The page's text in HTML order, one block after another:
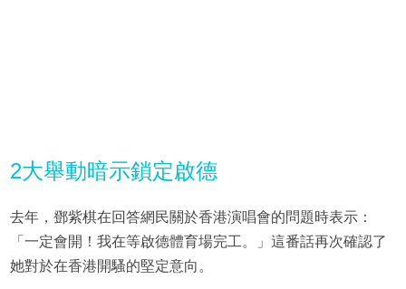
2大舉動暗示鎖定啟德
去年，鄧紫棋在回答網民關於香港演唱會的問題時表示：
「一定會開！我在等啟德體育場完工。」這番話再次確認了
她對於在香港開騷的堅定意向。